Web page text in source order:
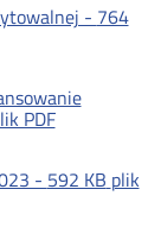
- 764
PDF
- 592 KB plik